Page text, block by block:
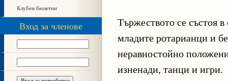
Клубен бюлетин
Вход за членове
Тържеството се състоя
младите ротарианци и
неравностойно
изненади, танци и игри.